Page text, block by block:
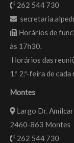
262 544 730
Horários de
às 17h30.
Horários das
1.ª 2.ª-feira de
Montes
Largo Dr.
2460-863 Montes
262 544 730